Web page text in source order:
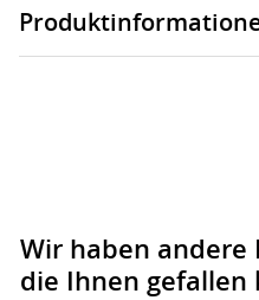
Wir haben
die Ihnen gefallen